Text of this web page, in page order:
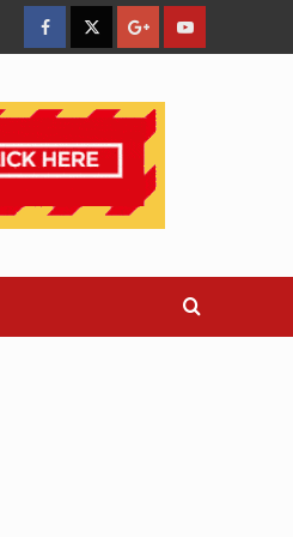
facebookTwitterGoogleYouTube